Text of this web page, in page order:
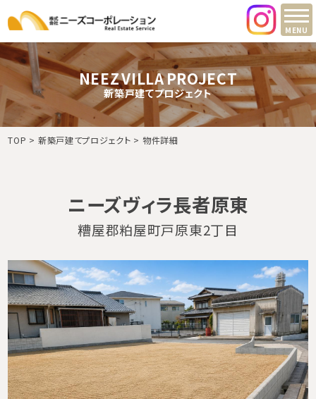
MENU
NEEZ VILLA PROJECT
新築戸建てプロジェクト
TOP 新築戸建てプロジェクト 物件詳細
ニーズヴィラ長者原東
糟屋郡粕屋町戸原東2丁目